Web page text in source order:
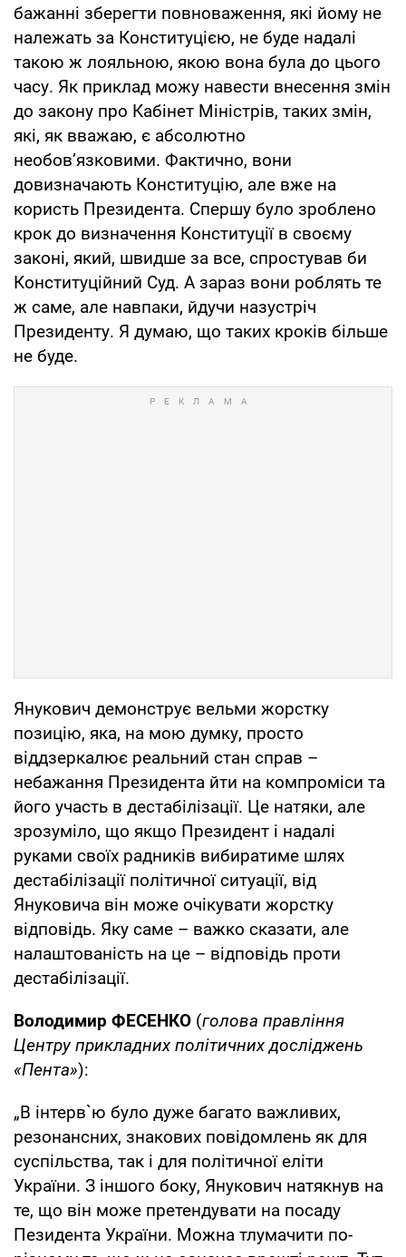
бажанні зберегти повноваження, які йому не
належать за Конституцією, не буде надалі
такою ж лояльною, якою вона була до цього
часу. Як приклад можу навести внесення змін
до закону про Кабінет Міністрів, таких змін,
які, як вважаю, є абсолютно
необов’язковими. Фактично, вони
довизначають Конституцію, але вже на
користь Президента. Спершу було зроблено
крок до визначення Конституції в своєму
законі, який, швидше за все, спростував би
Конституційний Суд. А зараз вони роблять те
ж саме, але навпаки, йдучи назустріч
Президенту. Я думаю, що таких кроків більше
не буде.
Янукович демонструє вельми жорстку
позицію, яка, на мою думку, просто
віддзеркалює реальний стан справ –
небажання Президента йти на компроміси та
його участь в дестабілізації. Це натяки, але
зрозуміло, що якщо Президент і надалі
руками своїх радників вибиратиме шлях
дестабілізації політичної ситуації, від
Януковича він може очікувати жорстку
відповідь. Яку саме – важко сказати, але
налаштованість на це – відповідь проти
дестабілізації.
Володимир ФЕСЕНКО (голова правління
Центру прикладних політичних досліджень
«Пента»):
„В інтерв`ю було дуже багато важливих,
резонансних, знакових повідомлень як для
суспільства, так і для політичної еліти
України. З іншого боку, Янукович натякнув на
те, що він може претендувати на посаду
Пезидента України. Можна тлумачити по-